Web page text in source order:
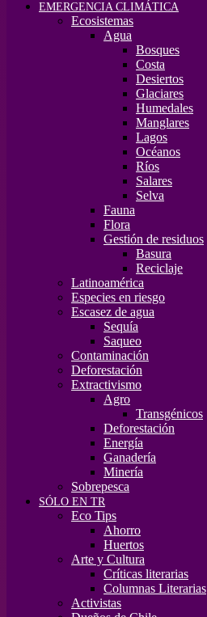
EMERGENCIA CLIMÁTICA
Ecosistemas
Agua
Bosques
Costa
Desiertos
Glaciares
Humedales
Manglares
Lagos
Océanos
Ríos
Salares
Selva
Fauna
Flora
Gestión de residuos
Basura
Reciclaje
Latinoamérica
Especies en riesgo
Escasez de agua
Sequía
Saqueo
Contaminación
Deforestación
Extractivismo
Agro
Transgénicos
Deforestación
Energía
Ganadería
Minería
Sobrepesca
SÓLO EN TR
Eco Tips
Ahorro
Huertos
Arte y Cultura
Críticas literarias
Columnas Literarias
Activistas